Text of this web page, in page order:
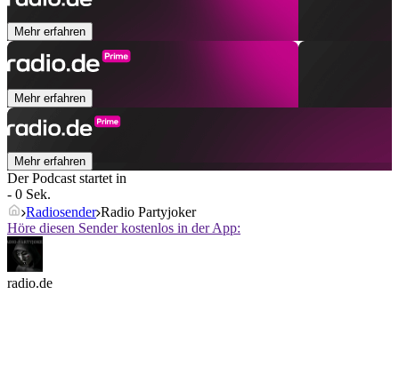
Mehr erfahren
Mehr erfahren
Mehr erfahren
Der Podcast startet in
- 0 Sek.
Radiosender Radio Partyjoker
Höre diesen Sender kostenlos in der App:
radio.de